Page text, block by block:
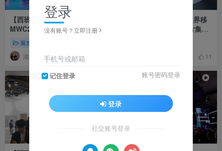
【西班牙】巴塞罗那
MWC2026韩国电信SKT展台
照片+视频｜JPG+MP4｜16个
｜16.51M
展览展会
溜溜不太溜
【西班牙】MWC2026世界移
动通信大会现场展台照片集锦
11
登录
没有账号？立即注册
手机号或邮箱
记住登录 账号密码登录
登录
社交账号登录